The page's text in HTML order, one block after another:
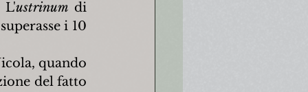
L'ustrinum di
i 10
quando
del fatto